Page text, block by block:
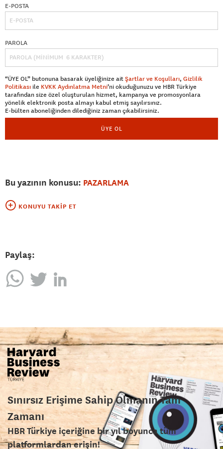
E-POSTA
PAROLA
“ÜYE OL” butonuna basarak üyeliğinize aitŞartlar ve Koşulları, Gizlilik
Politikası ile KVKK Aydınlatma Metni’ni okuduğunuzu ve HBR Türkiye
tarafından size özel oluşturulan hizmet, kampanya ve promosyonlara
yönelik elektronik posta almayı kabul etmiş sayılırsınız.
E-bülten aboneliğinden dilediğiniz zaman çıkabilirsiniz.
ÜYE OL
Bu yazının konusu: PAZARLAMA
KONUYU TAKIP ET
Paylaş:
Sınırsız Erişime Sahip Olmanın Tam
Zamanı
HBR Türkiye içeriğine bir yıl boyunca tüm
platformlardan erişin!